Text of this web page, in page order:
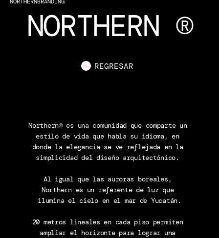
NORTHERN ®
NORTHERNBRANDING
REGRESAR
Northern® es una comunidad que comparte un
estilo de vida que habla su idioma, en
donde la elegancia se ve reflejada en la
simplicidad del diseño arquitectónico.
Al igual que las auroras boreales,
Northern es un referente de luz que
ilumina el cielo en el mar de Yucatán.
20 metros lineales en cada piso permiten
ampliar el horizonte para lograr una